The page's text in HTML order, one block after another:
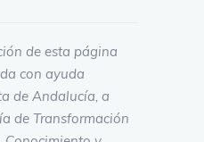
de esta página
con ayuda
de Andalucía, a
de Transformación